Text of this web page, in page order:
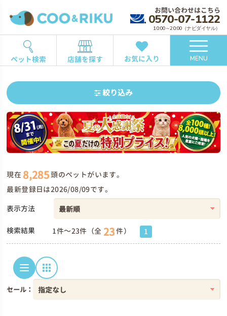
お問い合わせはこちら
0570-07-1122
10:00～20:00（ナビダイヤル）
ペット検索 店舗を探す お気に入り MENU
絞り込み
現在 8,285頭のペットがいます。
最新登録日は2026/08/09です。
表示方法
検索結果 1件～23件（全 23件） 1
セール：